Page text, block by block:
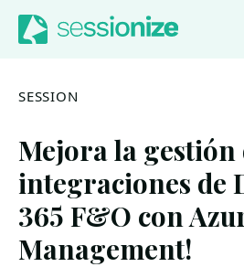
Jump to navigation
Jump to content
SESSION
Mejora la gestión
integraciones de
365 F&O con
Management!